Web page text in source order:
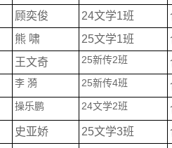
顾奕俊 24文学1班
熊 啸 25文学1班
王文奇 25新传2班
李 漪 25新传4班
操乐鹏 24文学2班
史亚娇 25文学3班